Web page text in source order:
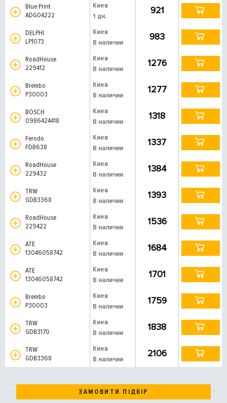
Blue Print
ADG04222
Киев
1 дн.
921
DELPHI
LP1073
Киев
В наличии
983
RoadHouse
229412
Киев
В наличии
1276
Brembo
P30003
Киев
В наличии
1277
BOSCH
0986424418
Киев
В наличии
1318
Ferodo
FDB638
Киев
В наличии
1337
RoadHouse
229432
Киев
В наличии
1384
TRW
GDB3368
Киев
В наличии
1393
RoadHouse
229422
Киев
В наличии
1536
ATE
13046058742
Киев
В наличии
1684
ATE
13046058742
Киев
В наличии
1701
Brembo
P30003
Киев
В наличии
1759
TRW
GDB3170
Киев
В наличии
1838
TRW
GDB3368
Киев
В наличии
2106
ЗАМОВИТИ ПІДБІР